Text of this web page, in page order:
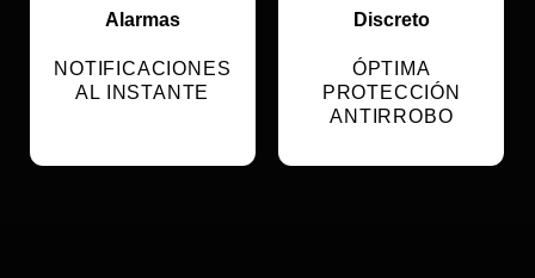
Alarmas
NOTIFICACIONES
AL INSTANTE
Discreto
ÓPTIMA
PROTECCIÓN
ANTIRROBO